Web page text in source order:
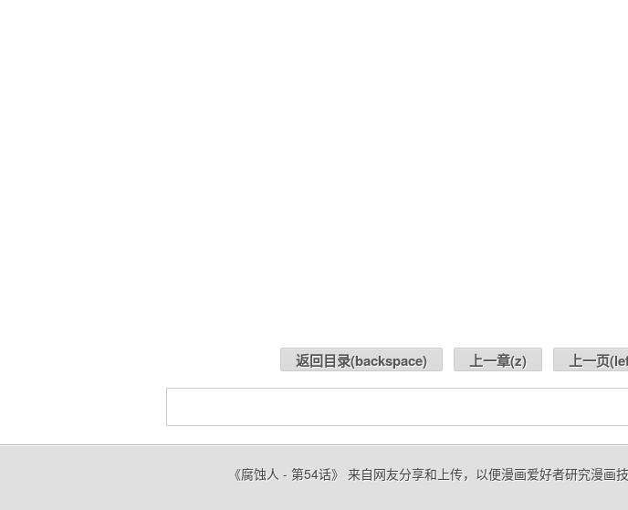
返回目录(backspace) 上一章(z) 上一页(
《腐蚀人 - 第54话》 来自网友分享和上传，以便漫画爱好者研究漫画